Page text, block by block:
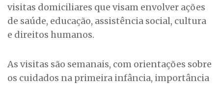
visitas domiciliares que visam envolver ações
de saúde, educação, assistência social, cultura
e direitos humanos.
As visitas são semanais, com orientações sobre
os cuidados na primeira infância, importância